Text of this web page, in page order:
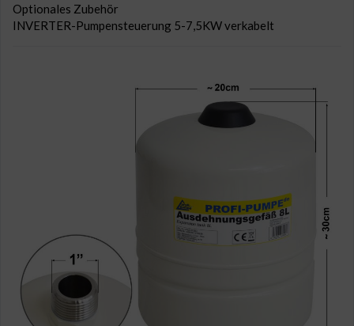
Optionales Zubehör
INVERTER-Pumpensteuerung 5-7,5KW verkabelt